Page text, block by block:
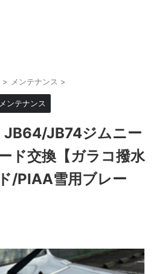
> メンテナンス >
メンテナンス
JB64/JB74ジムニー
ド交換【ガラコ撥水
/PIAA雪用ブレー